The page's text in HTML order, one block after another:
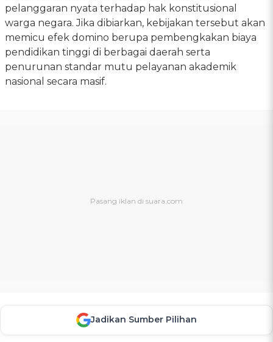
pelanggaran nyata terhadap hak konstitusional
warga negara. Jika dibiarkan, kebijakan tersebut akan
memicu efek domino berupa pembengkakan biaya
pendidikan tinggi di berbagai daerah serta
penurunan standar mutu pelayanan akademik
nasional secara masif.
Jadikan Sumber Pilihan